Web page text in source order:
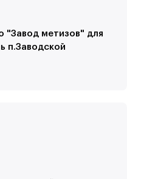
"Завод метизов" для
п.Заводской